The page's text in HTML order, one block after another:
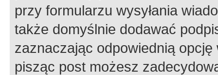
przy formularzu wysyłania
także domyślnie dodawać
zaznaczając odpowiednią
pisząc post możesz